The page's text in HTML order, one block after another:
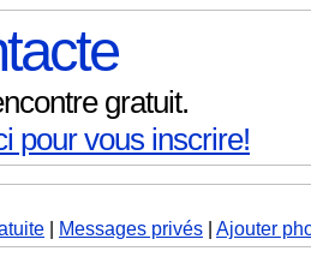
gratuit.
pour vous inscrire!
Messages privés Ajouter